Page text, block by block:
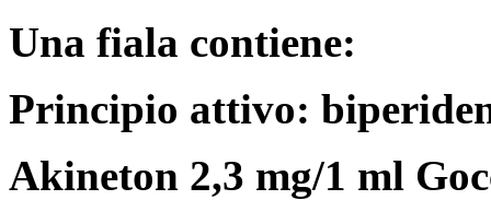
Una fiala contiene:
Principio attivo:
Akineton 2,3 mg/1 ml